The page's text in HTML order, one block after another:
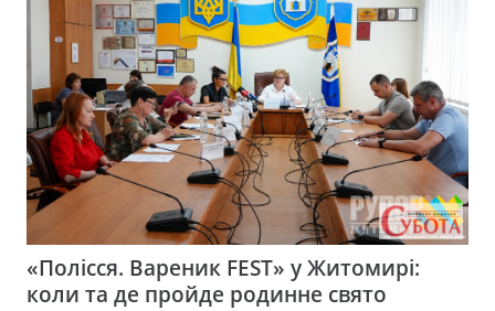
«Полісся. Вареник FEST» у Житомирі:
коли та де пройде родинне свято